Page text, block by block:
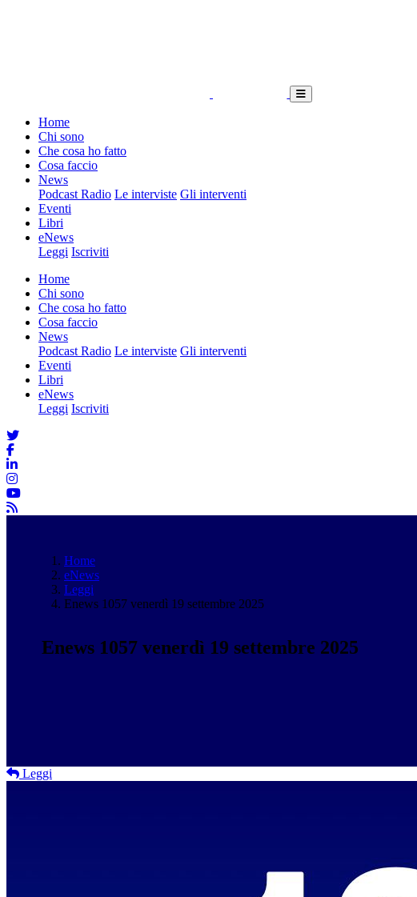
Home
Chi sono
Che cosa ho fatto
Cosa faccio
News
Podcast Radio Le interviste Gli interventi
Eventi
Libri
eNews
Leggi Iscriviti
Home
Chi sono
Che cosa ho fatto
Cosa faccio
News
Podcast Radio Le interviste Gli interventi
Eventi
Libri
eNews
Leggi Iscriviti
Home
eNews
Leggi
Enews 1057 venerdì 19 settembre 2025
Enews 1057 venerdì 19 settembre 2025
Leggi